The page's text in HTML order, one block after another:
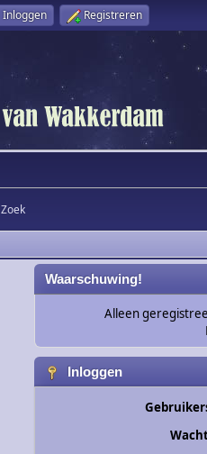
Inloggen Registreren
Zoek
Waarschuwing!
Alleen
Inloggen